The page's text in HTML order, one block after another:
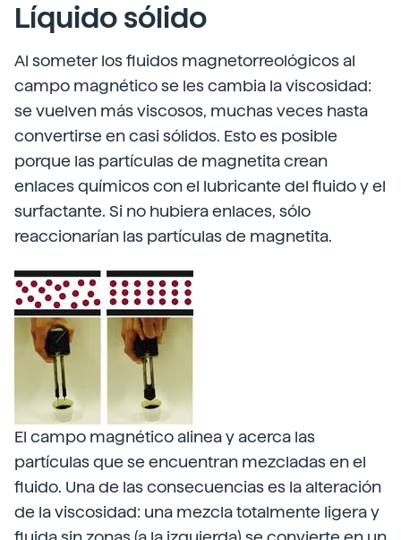
Líquido sólido
Al someter los fluidos magnetorreológicos al
campo magnético se les cambia la viscosidad:
se vuelven más viscosos, muchas veces hasta
convertirse en casi sólidos. Esto es posible
porque las partículas de magnetita crean
enlaces químicos con el lubricante del fluido y el
surfactante. Si no hubiera enlaces, sólo
reaccionarían las partículas de magnetita.
El campo magnético alinea y acerca las
partículas que se encuentran mezcladas en el
fluido. Una de las consecuencias es la alteración
de la viscosidad: una mezcla totalmente ligera y